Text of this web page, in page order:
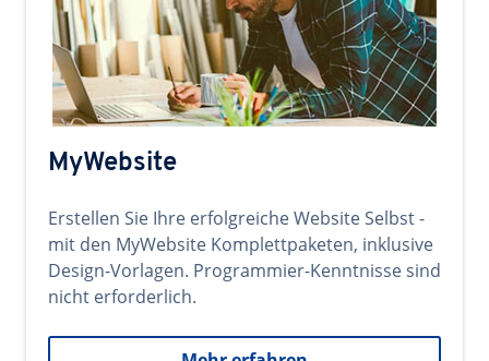
MyWebsite
Erstellen Sie Ihre erfolgreiche Website Selbst -
mit den MyWebsite Komplettpaketen, inklusive
Design-Vorlagen. Programmier-Kenntnisse sind
nicht erforderlich.